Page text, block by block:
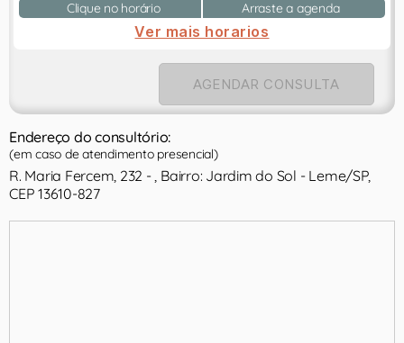
Clique no horário Arraste a agenda
Ver mais horarios
AGENDAR CONSULTA
Endereço do consultório:
(em caso de atendimento presencial)
R. Maria Fercem, 232 - , Bairro: Jardim do Sol - Leme/SP,
CEP 13610-827